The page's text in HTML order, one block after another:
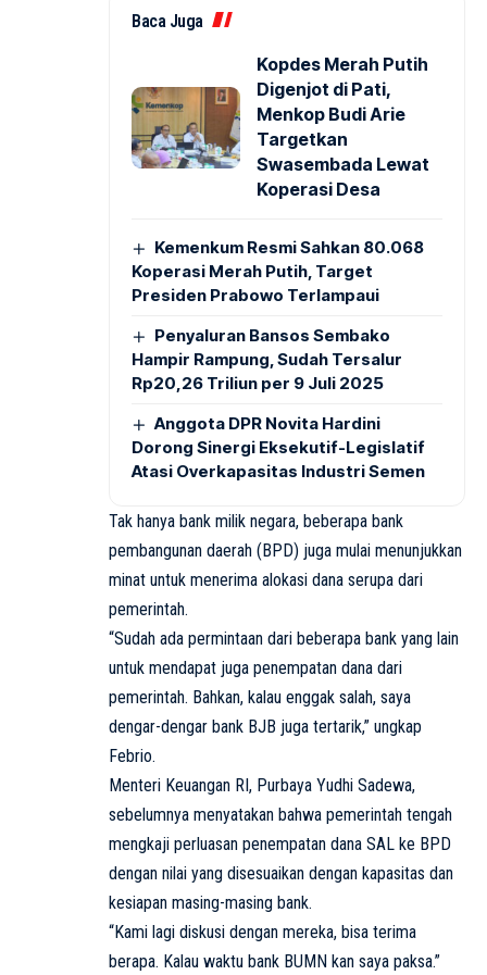
Baca Juga
Kopdes Merah Putih
Digenjot di Pati,
Menkop Budi Arie
Targetkan
Swasembada Lewat
Koperasi Desa
Kemenkum Resmi Sahkan 80.068
Koperasi Merah Putih, Target
Presiden Prabowo Terlampaui
Penyaluran Bansos Sembako
Hampir Rampung, Sudah Tersalur
Rp20,26 Triliun per 9 Juli 2025
Anggota DPR Novita Hardini
Dorong Sinergi Eksekutif-Legislatif
Atasi Overkapasitas Industri Semen
Tak hanya bank milik negara, beberapa bank
pembangunan daerah (BPD) juga mulai menunjukkan
minat untuk menerima alokasi dana serupa dari
pemerintah.
“Sudah ada permintaan dari beberapa bank yang lain
untuk mendapat juga penempatan dana dari
pemerintah. Bahkan, kalau enggak salah, saya
dengar-dengar bank BJB juga tertarik,” ungkap
Febrio.
Menteri Keuangan RI, Purbaya Yudhi Sadewa,
sebelumnya menyatakan bahwa pemerintah tengah
mengkaji perluasan penempatan dana SAL ke BPD
dengan nilai yang disesuaikan dengan kapasitas dan
kesiapan masing-masing bank.
“Kami lagi diskusi dengan mereka, bisa terima
berapa. Kalau waktu bank BUMN kan saya paksa.”